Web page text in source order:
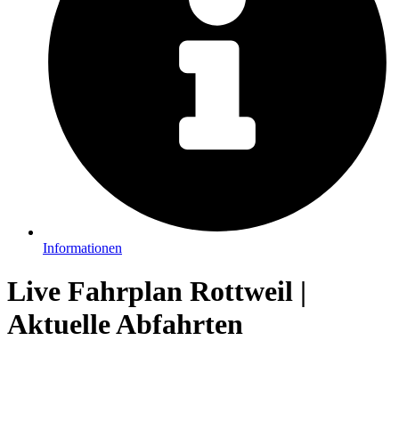
Informationen
Live Fahrplan Rottweil |
Aktuelle Abfahrten